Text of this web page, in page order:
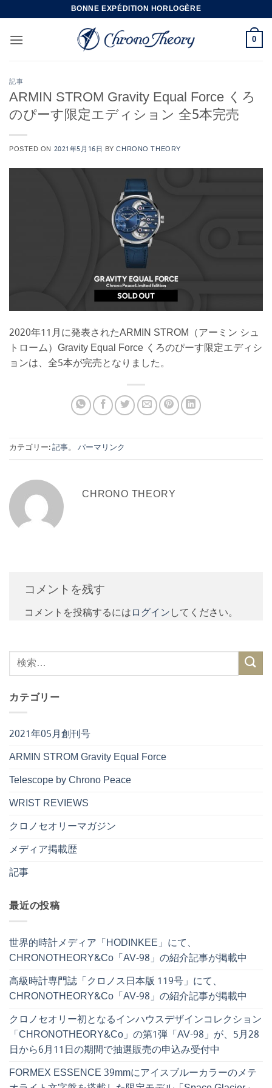
to
content
BONNE EXPÉDITION HORLOGÈRE
0
記事
ARMIN STROM Gravity Equal Force くろ
のぴーす限定エディション 全5本完売
POSTED ON 2021年5月16日 BYCHRONO THEORY
2020年11月に発表されたARMIN STROM（アーミン シュ
トローム）Gravity Equal Force くろのぴーす限定エディシ
ョンは、全5本が完売となりました。
カテゴリー:記事。 パーマリンク
CHRONO THEORY
コメントを残す
コメントを投稿するにはログインしてください。
カテゴリー
2021年05月創刊号
ARMIN STROM Gravity Equal Force
Telescope by Chrono Peace
WRIST REVIEWS
クロノセオリーマガジン
メディア掲載歴
記事
最近の投稿
世界的時計メディア「HODINKEE」にて、
CHRONOTHEORY&Co「AV-98」の紹介記事が掲載中
高級時計専門誌「クロノス日本版 119号」にて、
CHRONOTHEORY&Co「AV-98」の紹介記事が掲載中
クロノセオリー初となるインハウスデザインコレクション
「CHRONOTHEORY&Co」の第1弾「AV-98」が、5月28
日から6月11日の期間で抽選販売の申込み受付中
FORMEX ESSENCE 39mmにアイスブルーカラーのメテ